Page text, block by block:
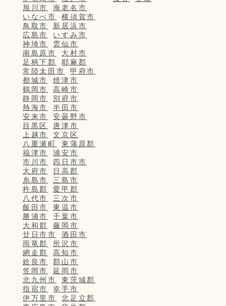
旭川市
海老名市
いなべ市
横須賀市
鳥取市
新居浜市
広島市
いすみ市
神埼市
雲仙市
南島原市
大村市
足柄下郡
耶麻郡
常陸太田市
甲府市
都城市
焼津市
鶴岡市
高崎市
静岡市
別府市
熱海市
半田市
安来市
安曇野市
目黒区
唐津市
上越市
文京区
八重瀬町
東蒲原郡
福津市
浦安市
市川市
四日市市
大府市
日高郡
糸島市
三島市
杵島郡
愛甲郡
八代市
三次市
飯田市
東温市
勝浦市
千葉市
大和郡
藤岡市
廿日市市
酒田市
雨竜郡
所沢市
網走郡
高知市
姶良市
郡山市
笠岡市
延岡市
北九州市
東茨城郡
指宿市
幸手市
伊万里市
北足立郡